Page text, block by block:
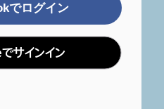
でログイン
インイン